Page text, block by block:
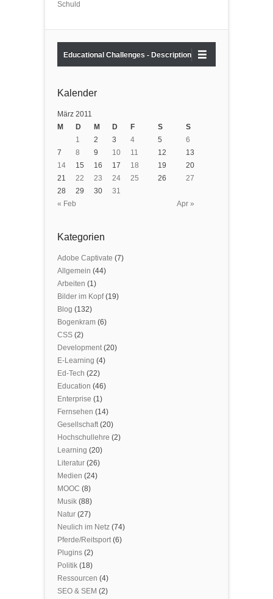
Schuld
Educational Challenges - Description
Kalender
März 2011
M
D M D F S S
« Feb Apr »
1 2 3 4 5
6
7
8 9 10 11 12
13
14
15 16 17 18 19
20
21
22 23 24 25 26
27
28
29 30 31
Kategorien
Adobe Captivate (7)
Allgemein (44)
Arbeiten (1)
Bilder im Kopf(19)
Blog (132)
Bogenkram (6)
CSS (2)
Development(20)
E-Learning (4)
Ed-Tech (22)
Education (46)
Enterprise (1)
Fernsehen (14)
Gesellschaft(20)
Hochschullehre (2)
Learning (20)
Literatur (26)
Medien (24)
MOOC (8)
Musik (88)
Natur (27)
Neulich im Netz (74)
Pferde/Reitsport(6)
Plugins (2)
Politik (18)
Ressourcen (4)
SEO & SEM (2)